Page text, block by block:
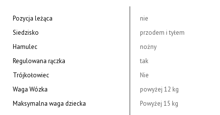
Pozycja leżąca
nie
Siedzisko
przodem i tyłem
Hamulec
nożny
Regulowana rączka
tak
Trójkołowiec
Nie
Waga Wózka
powyżej 12 kg
Maksymalna waga dziecka
Powyżej 15 kg